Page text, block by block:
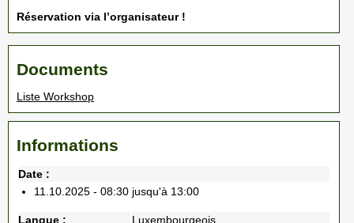
Réservation via l’organisateur !
Documents
Liste Workshop
Informations
Date :
11.10.2025 - 08:30 jusqu'à 13:00
Langue :
Luxembourgeois